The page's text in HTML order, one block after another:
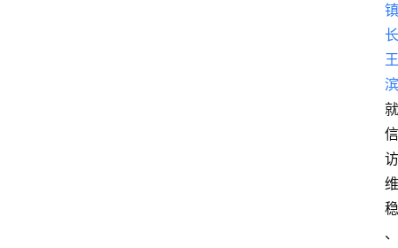
镇
长
王
滨
就
信
访
维
稳
、